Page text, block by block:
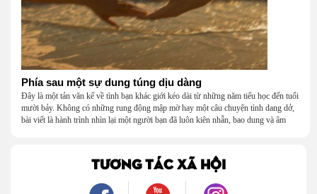
Phía sau một sự dung túng dịu dàng
Đây là một tản văn kể về tình bạn khác giới kéo dài từ những năm tiểu học đến tuổi
mười bảy. Không có những rung động mập mờ hay một câu chuyện tình dang dở,
bài viết là hành trình nhìn lại một người bạn đã luôn kiên nhẫn, bao dung và âm
là một mối tình, mà là một người luôn cho tôi quyền được là chính mình.
TƯƠNG TÁC XÃ HỘI